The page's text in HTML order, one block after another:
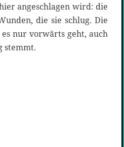
angeschlagen wird: die
die sie schlug. Die
nur vorwärts geht, auch
stemmt.